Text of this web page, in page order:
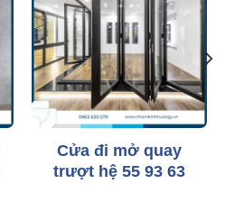
Cửa đi mở quay
trượt hệ 55 93 63